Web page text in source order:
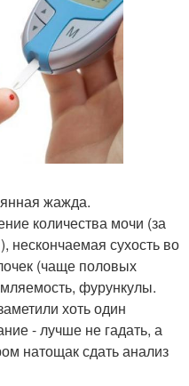
жажда.
количества мочи (за
нескончаемая сухость во
(чаще половых
фурункулы.
хоть один
- лучше не гадать, а
натощак сдать анализ